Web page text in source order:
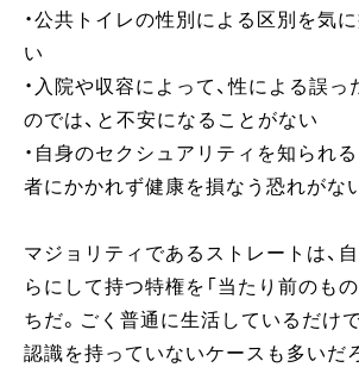
・公共トイレの性別による区別を気
い
・入院や収容によって、性による誤
のでは、と不安になることがない
・自身のセクシュアリティを知られ
者にかかれず健康を損なう恐れがな
マジョリティであるストレートは、
らにして持つ特権を「当たり前のも
ちだ。ごく普通に生活しているだけで
認識を持っていないケースも多いだ